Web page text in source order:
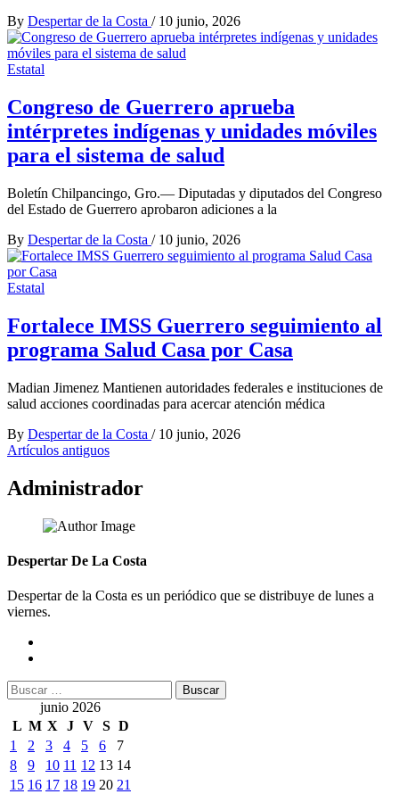
By Despertar de la Costa / 10 junio, 2026
Estatal
Congreso de Guerrero aprueba
intérpretes indígenas y unidades móviles
para el sistema de salud
Boletín Chilpancingo, Gro.— Diputadas y diputados del Congreso
del Estado de Guerrero aprobaron adiciones a la
By Despertar de la Costa / 10 junio, 2026
Estatal
Fortalece IMSS Guerrero seguimiento al
programa Salud Casa por Casa
Madian Jimenez Mantienen autoridades federales e instituciones de
salud acciones coordinadas para acercar atención médica
By Despertar de la Costa / 10 junio, 2026
Navegación
de
entradas
Artículos antiguos
Administrador
Despertar De La Costa
Despertar de la Costa es un periódico que se distribuye de lunes a
viernes.
Buscar:
junio 2026
L M X J V S D
1
2 3 4 5 6
7
8
9 10 11 12 13 14
15 16 17 18 19 20 21